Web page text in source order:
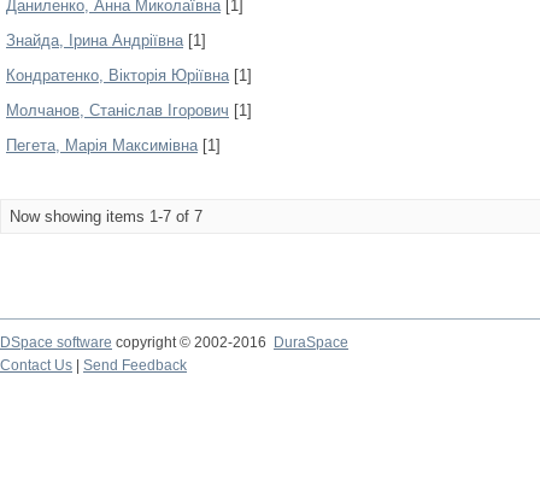
Даниленко, Анна Миколаївна[1]
Знайда, Ірина Андріївна[1]
Кондратенко, Вікторія Юріївна[1]
Молчанов, Станіслав Ігорович [1]
Пегета, Марія Максимівна[1]
Now showing items 1-7 of 7
DSpace software copyright © 2002-2016
DuraSpace
Contact Us
Send Feedback